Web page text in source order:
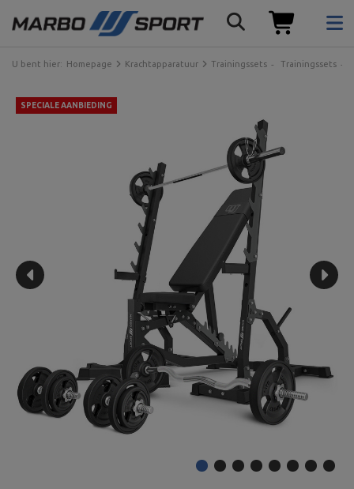
U bent hier: Homepage Krachtapparatuur Trainingssets Trainingssets
SPECIALE AANBIEDING